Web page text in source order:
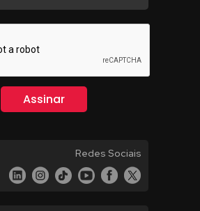
Redes Sociais